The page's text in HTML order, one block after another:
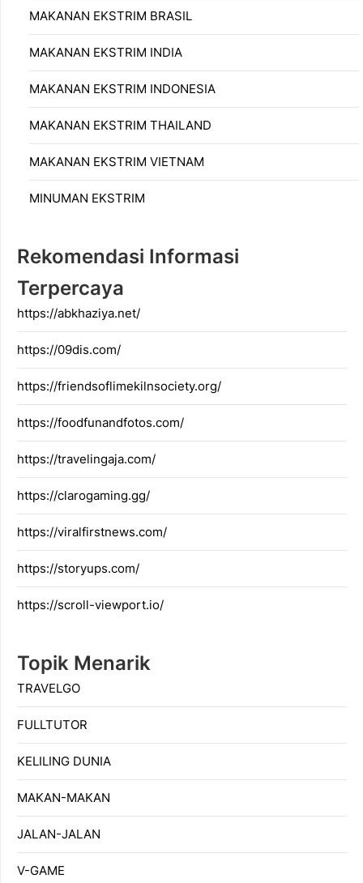
MAKANAN EKSTRIM BRASIL
MAKANAN EKSTRIM INDIA
MAKANAN EKSTRIM INDONESIA
MAKANAN EKSTRIM THAILAND
MAKANAN EKSTRIM VIETNAM
MINUMAN EKSTRIM
Rekomendasi Informasi
Terpercaya
https://abkhaziya.net/
https://09dis.com/
https://friendsoflimekilnsociety.org/
https://foodfunandfotos.com/
https://travelingaja.com/
https://clarogaming.gg/
https://viralfirstnews.com/
https://storyups.com/
https://scroll-viewport.io/
Topik Menarik
TRAVELGO
FULLTUTOR
KELILING DUNIA
MAKAN-MAKAN
JALAN-JALAN
V-GAME